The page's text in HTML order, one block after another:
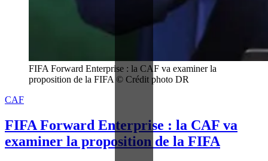
FIFA Forward Enterprise : la CAF va examiner la
proposition de la FIFA © Crédit photo DR
CAF
FIFA Forward Enterprise : la CAF va
examiner la proposition de la FIFA